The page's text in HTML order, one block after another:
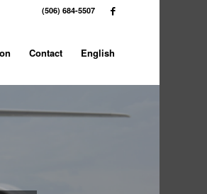
(506) 684-5507
Contact English